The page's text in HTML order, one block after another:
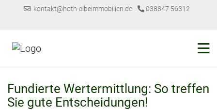
kontakt@hoth-elbeimmobilien.de 038847 56312
Fundierte Wertermittlung: So treffen
Sie gute Entscheidungen!